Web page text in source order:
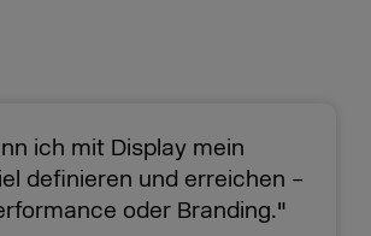
ich mit Display mein
definieren und erreichen –
oder Branding."